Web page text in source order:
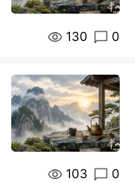
130 0
103 0